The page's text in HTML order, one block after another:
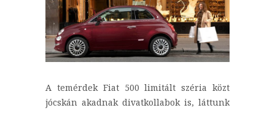
A temérdek Fiat 500 limitált széria közt
jócskán akadnak divatkollabok is, láttunk